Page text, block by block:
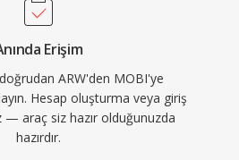
Erişim
ARW'den MOBI'ye
Hesap oluşturma veya giriş
araç siz hazır olduğunuzda
hazırdır.